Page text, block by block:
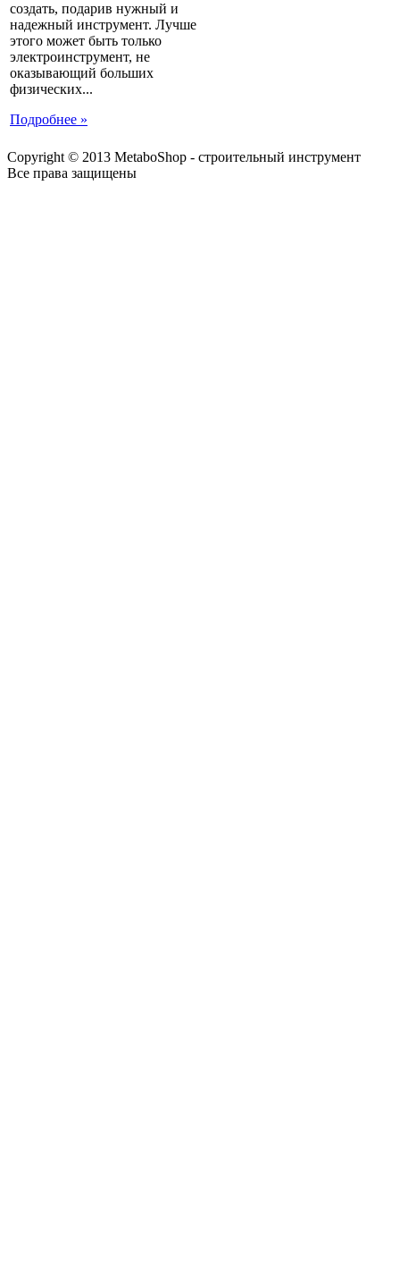
создать, подарив нужный и
надежный инструмент. Лучше
этого может быть только
электроинструмент, не
оказывающий больших
физических...
Подробнее »
Copyright © 2013 MetaboShop - строительный инструмент
Все права защищены